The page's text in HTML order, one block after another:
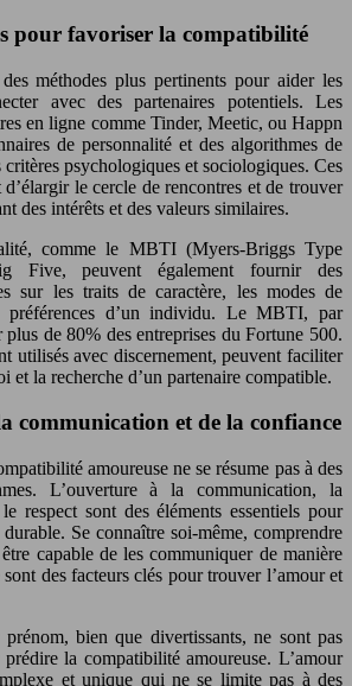
pour favoriser la compatibilité
méthodes plus pertinents pour aider les
avec des partenaires potentiels. Les
en ligne comme Tinder, Meetic, ou Happn
de personnalité et des algorithmes de
critères psychologiques et sociologiques. Ces
le cercle de rencontres et de trouver
des intérêts et des valeurs similaires.
comme le MBTI (Myers-Briggs Type
Five, peuvent également fournir des
sur les traits de caractère, les modes de
préférences d’un individu. Le MBTI, par
de 80% des entreprises du Fortune 500.
utilisés avec discernement, peuvent faciliter
et la recherche d’un partenaire compatible.
communication et de la confiance
amoureuse ne se résume pas à des
L’ouverture à la communication, la
respect sont des éléments essentiels pour
Se connaître soi-même, comprendre
capable de les communiquer de manière
des facteurs clés pour trouver l’amour et
prénom, bien que divertissants, ne sont pas
la compatibilité amoureuse. L’amour
et unique qui ne se limite pas à des